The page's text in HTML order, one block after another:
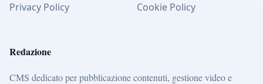
Privacy Policy
Cookie Policy
Redazione
CMS dedicato per pubblicazione contenuti, gestione video e